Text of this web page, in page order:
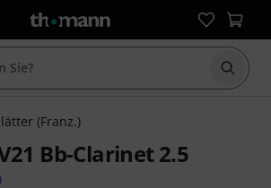
Suche
(Franz.)
Bb-Clarinet 2.5
5 Sternen aus 34 Kundenbewertungen
)